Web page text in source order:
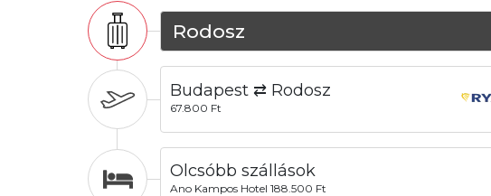
Rodosz
Budapest ⇄ Rodosz
67.800 Ft
Olcsóbb szállások
Ano Kampos Hotel 188.500 Ft